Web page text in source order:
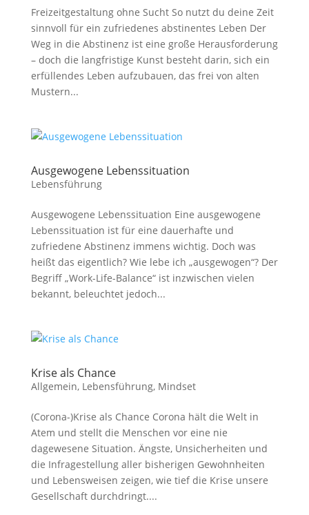
Freizeitgestaltung ohne Sucht So nutzt du deine Zeit
sinnvoll für ein zufriedenes abstinentes Leben Der
Weg in die Abstinenz ist eine große Herausforderung
– doch die langfristige Kunst besteht darin, sich ein
erfüllendes Leben aufzubauen, das frei von alten
Mustern...
Ausgewogene Lebenssituation
Lebensführung
Ausgewogene Lebenssituation Eine ausgewogene
Lebenssituation ist für eine dauerhafte und
zufriedene Abstinenz immens wichtig. Doch was
heißt das eigentlich? Wie lebe ich „ausgewogen“? Der
Begriff „Work-Life-Balance“ ist inzwischen vielen
bekannt, beleuchtet jedoch...
Krise als Chance
Allgemein, Lebensführung, Mindset
(Corona-)Krise als Chance Corona hält die Welt in
Atem und stellt die Menschen vor eine nie
dagewesene Situation. Ängste, Unsicherheiten und
die Infragestellung aller bisherigen Gewohnheiten
und Lebensweisen zeigen, wie tief die Krise unsere
Gesellschaft durchdringt....